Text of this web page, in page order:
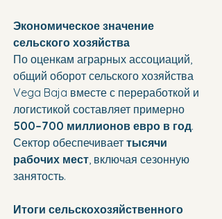
Экономическое значение
сельского хозяйства
По оценкам аграрных ассоциаций,
общий оборот сельского хозяйства
Vega Baja вместе с переработкой и
логистикой составляет примерно
500–700 миллионов евро в год.
Сектор обеспечивает тысячи
рабочих мест, включая сезонную
занятость.
Итоги сельскохозяйственного